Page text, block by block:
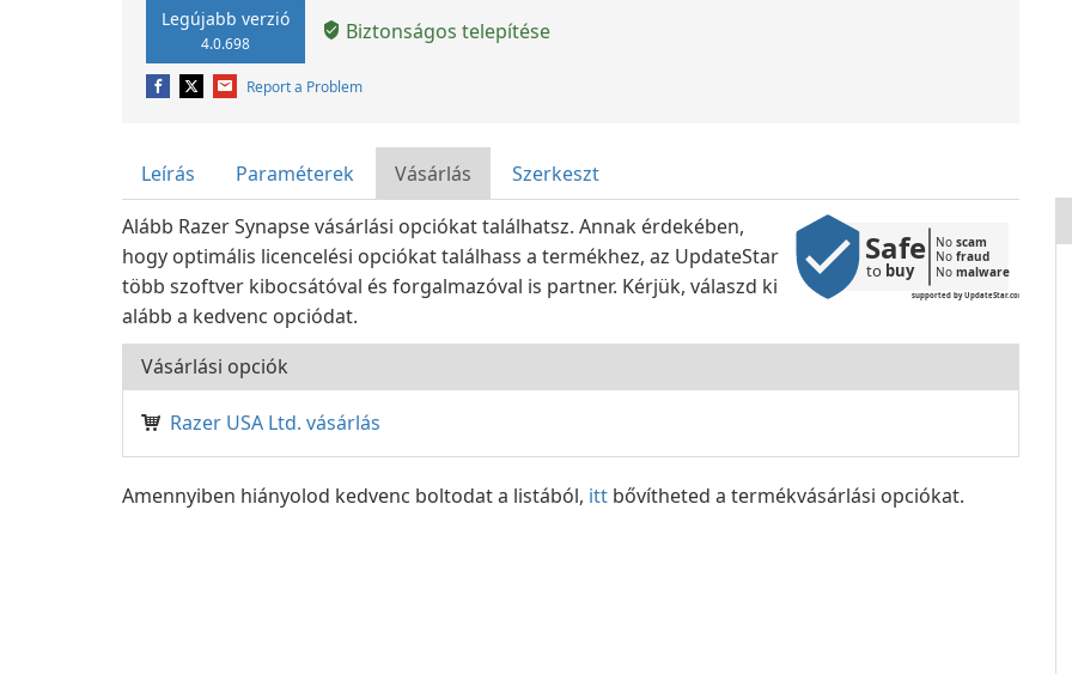
Legújabb verzió
4.0.698 Biztonságos telepítése
Report a Problem
Leírás Paraméterek Vásárlás Szerkeszt
supported by UpdateStar.com
Safe
to buy
No scam
No fraud
No malware
Alább Razer Synapse vásárlási opciókat találhatsz. Annak érdekében,
hogy optimális licencelési opciókat találhass a termékhez, az UpdateStar
több szoftver kibocsátóval és forgalmazóval is partner. Kérjük, válaszd ki
alább a kedvenc opciódat.
Vásárlási opciók
Razer USA Ltd. vásárlás
Amennyiben hiányolod kedvenc boltodat a listából, itt bővítheted a termékvásárlási opciókat.